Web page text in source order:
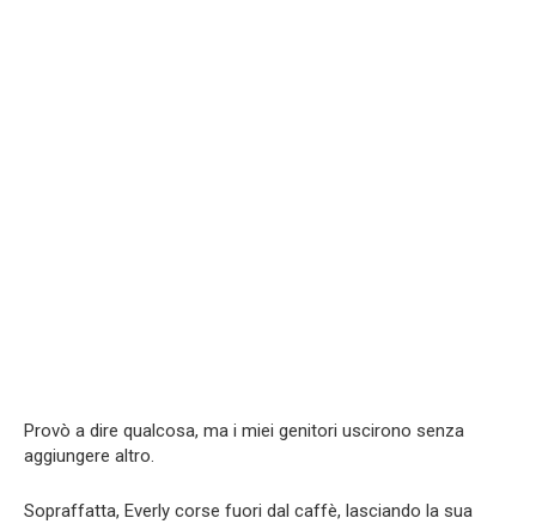
Provò a dire qualcosa, ma i miei genitori uscirono senza
aggiungere altro.
Sopraffatta, Everly corse fuori dal caffè, lasciando la sua